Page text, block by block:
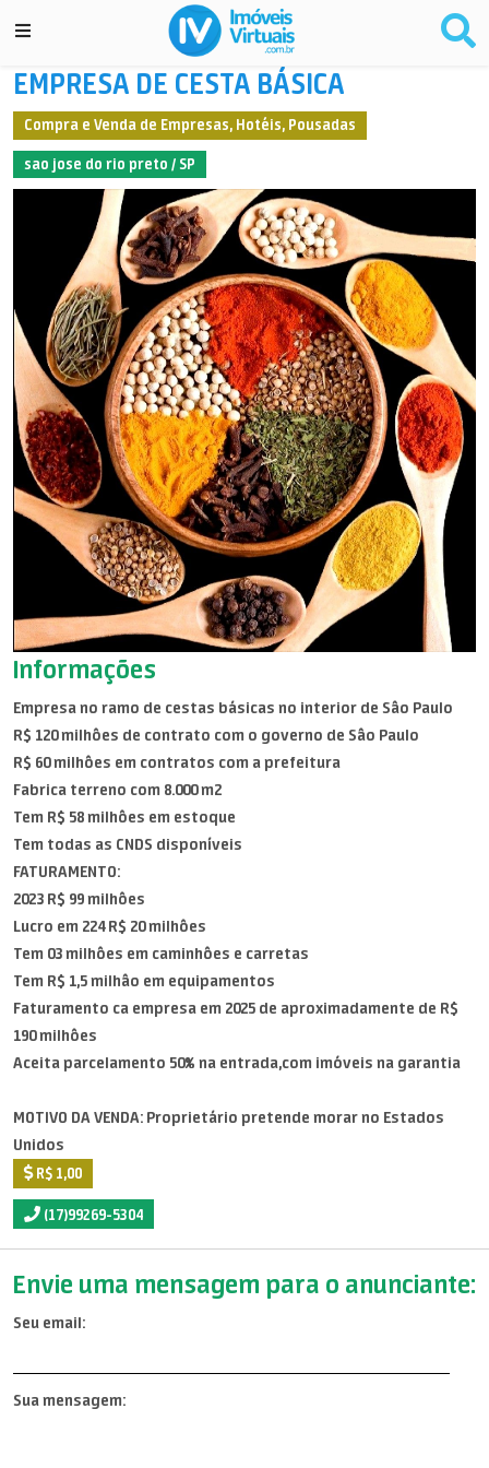
EMPRESA DE CESTA BÁSICA
Compra e Venda de Empresas, Hotéis, Pousadas
sao jose do rio preto / SP
Informações
Empresa no ramo de cestas básicas no interior de Sâo Paulo
R$ 120 milhôes de contrato com o governo de Sâo Paulo
R$ 60 milhôes em contratos com a prefeitura
Fabrica terreno com 8.000 m2
Tem R$ 58 milhôes em estoque
Tem todas as CNDS disponíveis
FATURAMENTO:
2023 R$ 99 milhôes
Lucro em 224 R$ 20 milhôes
Tem 03 milhôes em caminhôes e carretas
Tem R$ 1,5 milhâo em equipamentos
Faturamento ca empresa em 2025 de aproximadamente de R$
190 milhôes
Aceita parcelamento 50% na entrada,com imóveis na garantia
MOTIVO DA VENDA: Proprietário pretende morar no Estados
Unidos
R$ 1,00
(17)99269-5304
Envie uma mensagem para o anunciante:
Seu email:
Sua mensagem: